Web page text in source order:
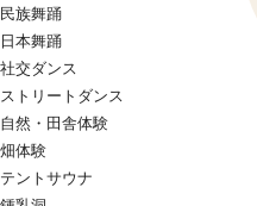
民族舞踊
日本舞踊
社交ダンス
ストリートダンス
自然・田舎体験
畑体験
テントサウナ